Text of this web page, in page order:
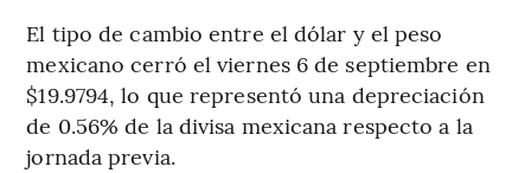
El tipo de cambio entre el dólar y el peso
mexicano cerró el viernes 6 de septiembre en
$19.9794, lo que representó una depreciación
de 0.56% de la divisa mexicana respecto a la
jornada previa.